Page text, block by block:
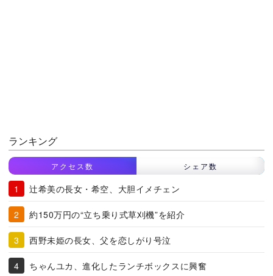
ランキング
アクセス数 シェア数
辻希美の長女・希空、大胆イメチェン
約150万円の“立ち乗り式草刈機”を紹介
西野未姫の長女、父を恋しがり号泣
ちゃんユカ、進化したランチボックスに興奮